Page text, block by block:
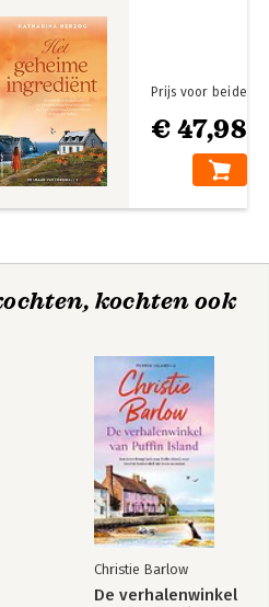
€ 47,98
Prijs voor beide
kochten ook
Christie Barlow
De verhalenwinkel